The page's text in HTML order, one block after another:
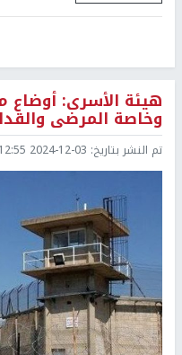
هيئة الأسرى: أوضاع
وخاصة المرضى
تم النشر بتاريخ: 2024-12-03 12:55